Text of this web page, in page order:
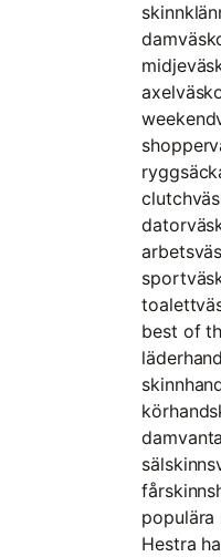
best of
populära
Hestra